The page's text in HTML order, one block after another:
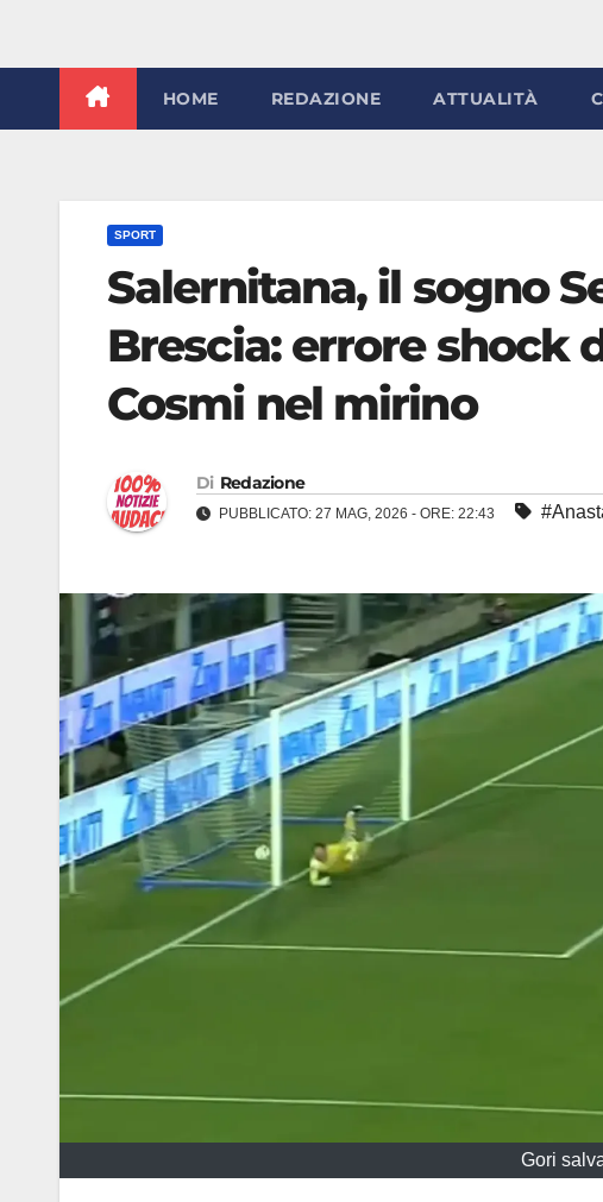
HOME REDAZIONE ATTUALITÀ
SPORT
Salernitana, il sogno
Brescia: errore shock
Cosmi nel mirino
Di Redazione
PUBBLICATO: 27 MAG, 2026 - ORE: 22:43
Gori